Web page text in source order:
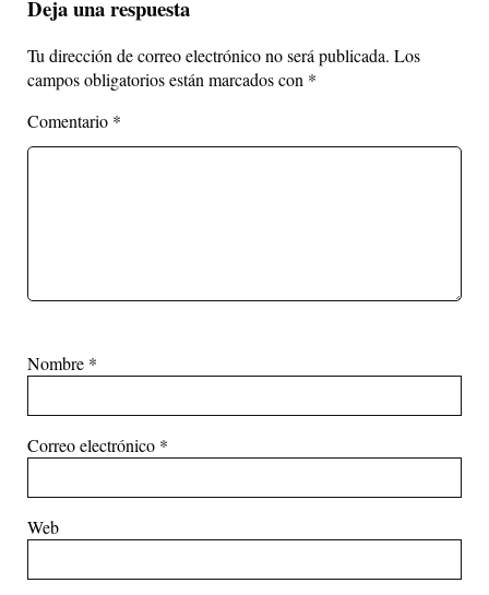
Deja una respuesta
Tu dirección de correo electrónico no será publicada. Los
campos obligatorios están marcados con *
Comentario *
Nombre *
Correo electrónico *
Web